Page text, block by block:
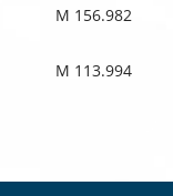
M 156.982
M 113.994